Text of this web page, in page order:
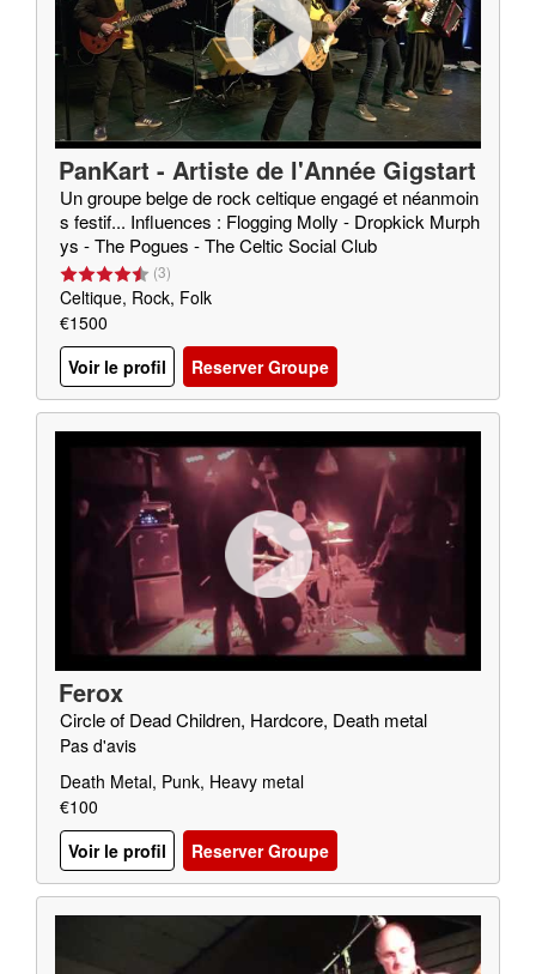
PanKart - Artiste de l'Année Gigstart
er 2020
Un groupe belge de rock celtique engagé et néanmoin
s festif... Influences : Flogging Molly - Dropkick Murph
ys - The Pogues - The Celtic Social Club
(3)
Celtique, Rock, Folk
€1500
Voir le profil
Reserver Groupe
Ferox
Circle of Dead Children, Hardcore, Death metal
Pas d'avis
Death Metal, Punk, Heavy metal
€100
Voir le profil
Reserver Groupe